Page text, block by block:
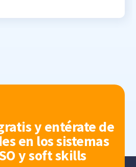
y entérate de
en los sistemas
y soft skills